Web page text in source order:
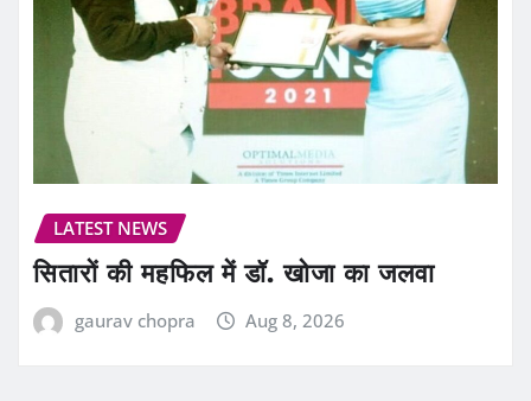
LATEST NEWS
सितारों की महफिल में डॉ. खोजा का जलवा
gaurav chopra Aug 8, 2026